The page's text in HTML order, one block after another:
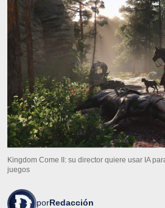
Kingdom Come II: su director quiere usar IA
juegos
porRedacción